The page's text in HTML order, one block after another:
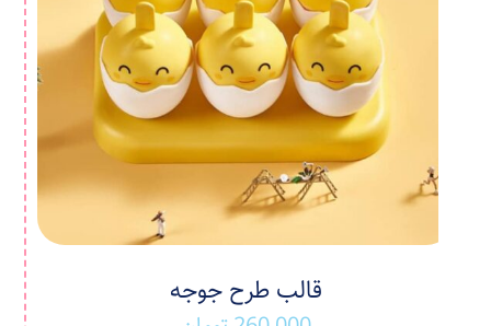
قالب طرح جوجه